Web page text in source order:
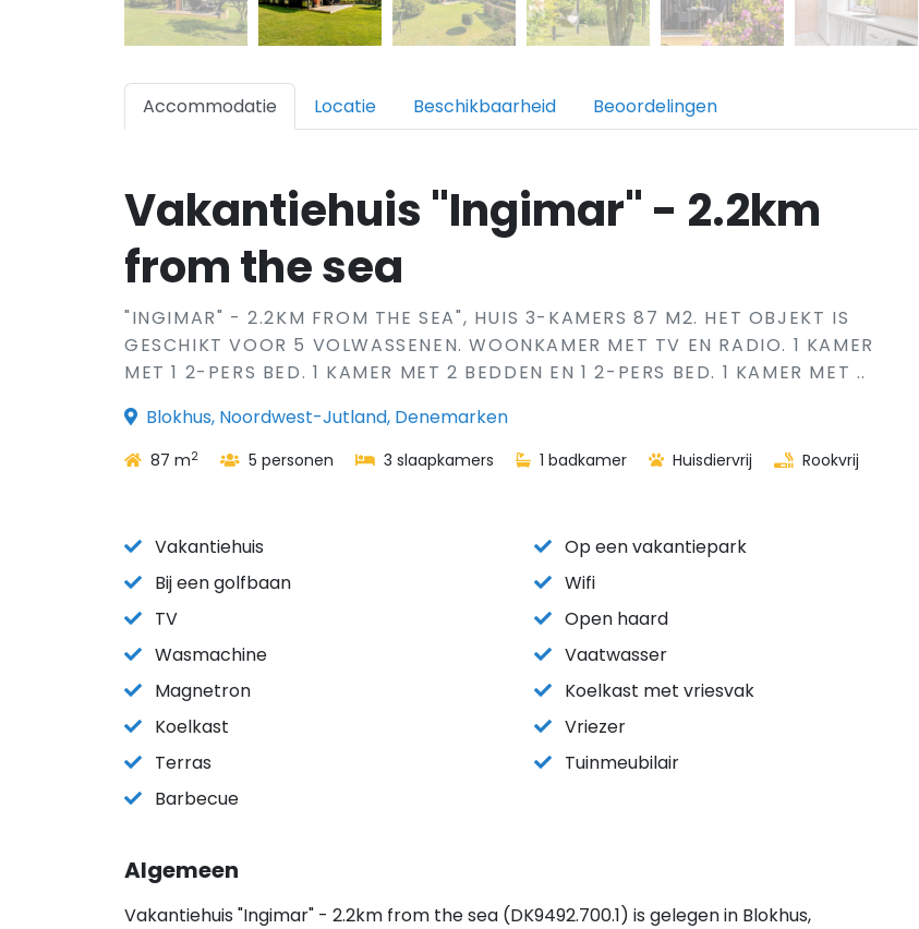
Accommodatie Locatie Beschikbaarheid Beoordelingen
Vakantiehuis "Ingimar" - 2.2km
from the sea
"INGIMAR" - 2.2KM FROM THE SEA", HUIS 3-KAMERS 87 M2. HET OBJEKT IS
GESCHIKT VOOR 5 VOLWASSENEN. WOONKAMER MET TV EN RADIO. 1 KAMER
MET 1 2-PERS BED. 1 KAMER MET 2 BEDDEN EN 1 2-PERS BED. 1 KAMER MET ..
Blokhus, Noordwest-Jutland, Denemarken
87 m2 5 personen 3 slaapkamers 1 badkamer Huisdiervrij Rookvrij
Vakantiehuis
Op een vakantiepark
Bij een golfbaan
Wifi
TV
Open haard
Wasmachine
Vaatwasser
Magnetron
Koelkast met vriesvak
Koelkast
Vriezer
Terras
Tuinmeubilair
Barbecue
Algemeen
Vakantiehuis "Ingimar" - 2.2km from the sea (DK9492.700.1) is gelegen in Blokhus,